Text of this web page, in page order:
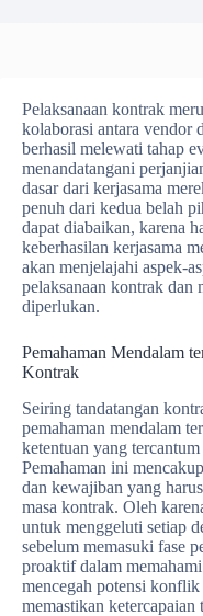
Pelaksanaan kontrak
kolaborasi antara vendor
berhasil melewati tahap
menandatangani
dasar dari kerjasama
penuh dari kedua belah
dapat diabaikan, karena
keberhasilan kerjasama
akan menjelajahi aspek-
pelaksanaan kontrak dan
diperlukan.
Pemahaman Mendalam
Kontrak
Seiring tandatangan
pemahaman mendalam
ketentuan yang
Pemahaman ini
dan kewajiban yang
masa kontrak. Oleh
untuk menggeluti setiap
sebelum memasuki fase
proaktif dalam
mencegah potensi konflik
memastikan ketercapaian